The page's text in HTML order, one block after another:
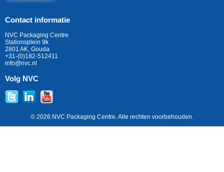
Contact informatie
NVC Packaging Centre
Stationsplein 9k
2801 AK, Gouda
+31-(0)182-512411
info@nvc.nl
Volg NVC
© 2026 NVC Packaging Centre. Alle rechten voorbehouden.